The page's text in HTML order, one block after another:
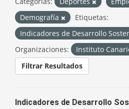
Demografía
Etiquetas:
Indicadores de Desarrollo
Organizaciones:
Instituto
Filtrar Resultados
Indicadores de Desarrollo